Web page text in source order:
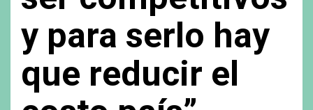
y para serlo hay
que reducir el